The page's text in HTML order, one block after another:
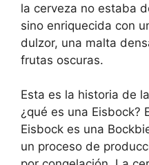
la cerveza no estaba
sino enriquecida con
dulzor, una malta
frutas oscuras.
Esta es la historia de
¿qué es una Eisbock?
Eisbock es una
un proceso de